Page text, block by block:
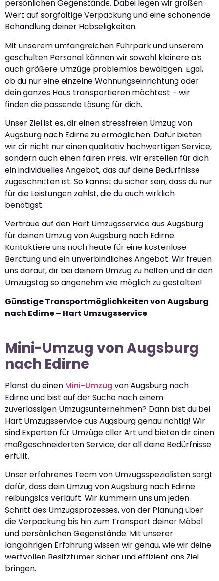
persönlichen Gegenstände. Dabei legen wir großen
Wert auf sorgfältige Verpackung und eine schonende
Behandlung deiner Habseligkeiten.
Mit unserem umfangreichen Fuhrpark und unserem
geschulten Personal können wir sowohl kleinere als
auch größere Umzüge problemlos bewältigen. Egal,
ob du nur eine einzelne Wohnungseinrichtung oder
dein ganzes Haus transportieren möchtest – wir
finden die passende Lösung für dich.
Unser Ziel ist es, dir einen stressfreien Umzug von
Augsburg nach Edirne zu ermöglichen. Dafür bieten
wir dir nicht nur einen qualitativ hochwertigen Service,
sondern auch einen fairen Preis. Wir erstellen für dich
ein individuelles Angebot, das auf deine Bedürfnisse
zugeschnitten ist. So kannst du sicher sein, dass du nur
für die Leistungen zahlst, die du auch wirklich
benötigst.
Vertraue auf den Hart Umzugsservice aus Augsburg
für deinen Umzug von Augsburg nach Edirne.
Kontaktiere uns noch heute für eine kostenlose
Beratung und ein unverbindliches Angebot. Wir freuen
uns darauf, dir bei deinem Umzug zu helfen und dir den
Umzugstag so angenehm wie möglich zu gestalten!
Günstige Transportmöglichkeiten von Augsburg
nach Edirne – Hart Umzugsservice
Mini-Umzug von Augsburg
nach Edirne
Planst du einen Mini-Umzug von Augsburg nach
Edirne und bist auf der Suche nach einem
zuverlässigen Umzugsunternehmen? Dann bist du bei
Hart Umzugsservice aus Augsburg genau richtig! Wir
sind Experten für Umzüge aller Art und bieten dir einen
maßgeschneiderten Service, der all deine Bedürfnisse
erfüllt.
Unser erfahrenes Team von Umzugsspezialisten sorgt
dafür, dass dein Umzug von Augsburg nach Edirne
reibungslos verläuft. Wir kümmern uns um jeden
Schritt des Umzugsprozesses, von der Planung über
die Verpackung bis hin zum Transport deiner Möbel
und persönlichen Gegenstände. Mit unserer
langjährigen Erfahrung wissen wir genau, wie wir deine
wertvollen Besitztümer sicher und effizient ans Ziel
bringen.